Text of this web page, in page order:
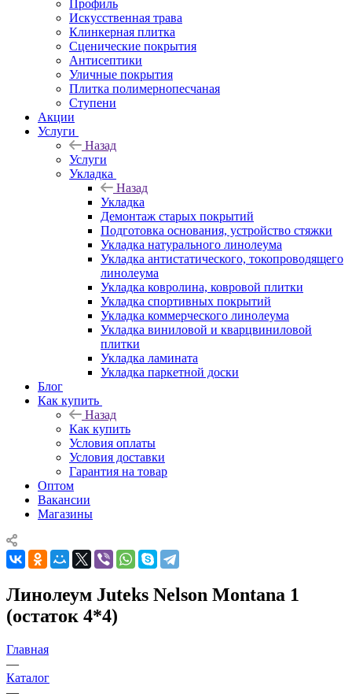
Профиль
Искусственная трава
Клинкерная плитка
Сценические покрытия
Антисептики
Уличные покрытия
Плитка полимернопесчаная
Ступени
Акции
Услуги
Назад
Услуги
Укладка
Назад
Укладка
Демонтаж старых покрытий
Подготовка основания, устройство стяжки
Укладка натурального линолеума
Укладка антистатического, токопроводящего
линолеума
Укладка ковролина, ковровой плитки
Укладка спортивных покрытий
Укладка коммерческого линолеума
Укладка виниловой и кварцвиниловой
плитки
Укладка ламината
Укладка паркетной доски
Блог
Как купить
Назад
Как купить
Условия оплаты
Условия доставки
Гарантия на товар
Оптом
Вакансии
Магазины
Линолеум Juteks Nelson Montana 1
(остаток 4*4)
Главная
—
Каталог
—